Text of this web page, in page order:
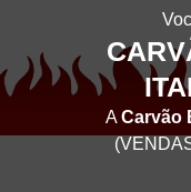
ACarvão